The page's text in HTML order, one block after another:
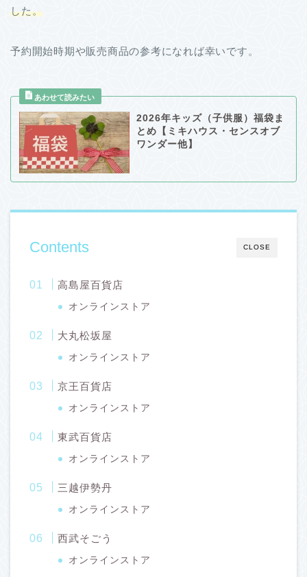
した。
予約開始時期や販売商品の参考になれば幸いです。
2026年キッズ（子供服）福袋ま
とめ【ミキハウス・センスオブ
ワンダー他】
CLOSE
Contents
高島屋百貨店
オンラインストア
大丸松坂屋
オンラインストア
京王百貨店
オンラインストア
東武百貨店
オンラインストア
三越伊勢丹
オンラインストア
西武そごう
オンラインストア